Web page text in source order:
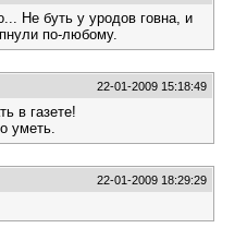
Не буть у уродов говна, и
по-любому.
22-01-2009 15:18:49
в газете!
уметь.
22-01-2009 18:29:29